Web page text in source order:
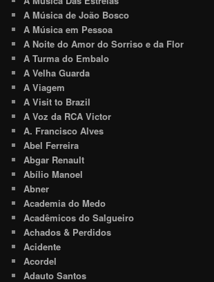
A Música de João Bosco
A Música em Pessoa
A Noite do Amor do Sorriso e da Flor
A Turma do Embalo
A Velha Guarda
A Viagem
A Visit to Brazil
A Voz da RCA Victor
A. Francisco Alves
Abel Ferreira
Abgar Renault
Abílio Manoel
Abner
Academia do Medo
Acadêmicos do Salgueiro
Achados & Perdidos
Acidente
Acordel
Adauto Santos